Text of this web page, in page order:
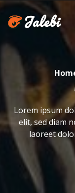
Lorem ipsum
elit, sed diam
laoreet